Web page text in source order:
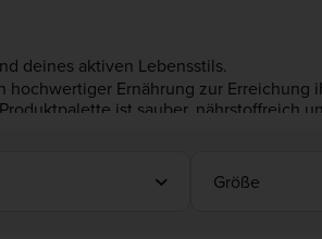
deines aktiven Lebensstils.
Ernährung zur
ist sauber, nährstoffreich
Größe